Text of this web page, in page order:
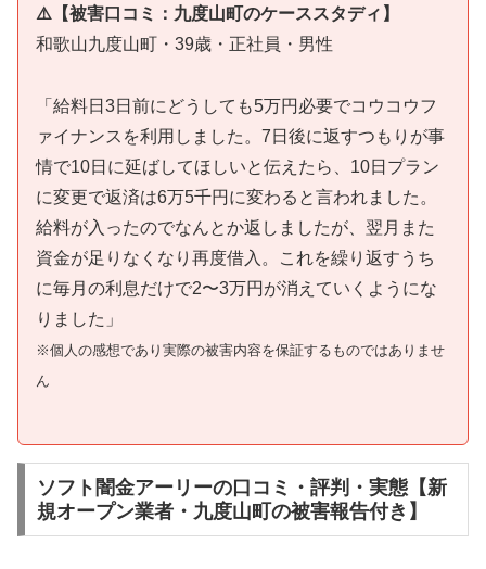
⚠️【被害口コミ：九度山町のケーススタディ】
和歌山九度山町・39歳・正社員・男性
「給料日3日前にどうしても5万円必要でコウコウフ
ァイナンスを利用しました。7日後に返すつもりが事
情で10日に延ばしてほしいと伝えたら、10日プラン
に変更で返済は6万5千円に変わると言われました。
給料が入ったのでなんとか返しましたが、翌月また
資金が足りなくなり再度借入。これを繰り返すうち
に毎月の利息だけで2〜3万円が消えていくようにな
りました」
※個人の感想であり実際の被害内容を保証するものではありませ
ん
ソフト闇金アーリーの口コミ・評判・実態【新
規オープン業者・九度山町の被害報告付き】